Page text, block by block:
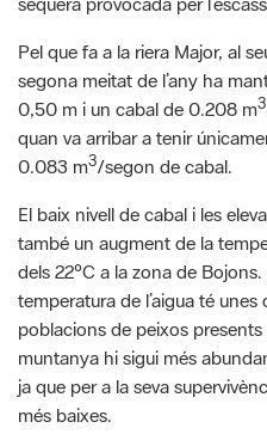
0,50 m i un cabal de 0.208 m
3
quan va arribar a tenir
0.083 m3/segon de cabal.
El baix nivell de cabal i les
també un augment de la
dels 22ºC a la zona de
temperatura de l’aigua té
poblacions de peixos
muntanya hi sigui més
ja que per a la seva
més baixes.
compartir
G
m
F
a
P
i
C
o
Font de la informació: